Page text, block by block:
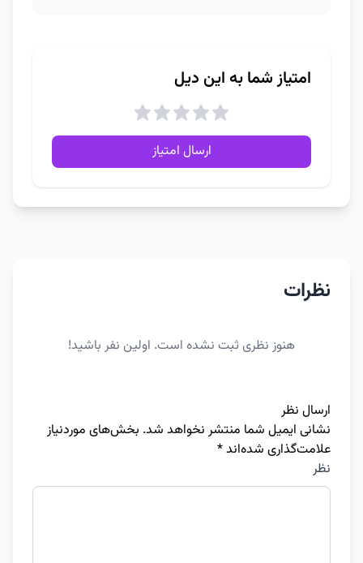
امتیاز شما به این دیل
ارسال امتیاز
نظرات
هنوز نظری ثبت نشده است. اولین نفر باشید!
ارسال نظر
نشانی ایمیل شما منتشر نخواهد شد. بخش‌های موردنیاز
علامت‌گذاری شده‌اند*
نظر